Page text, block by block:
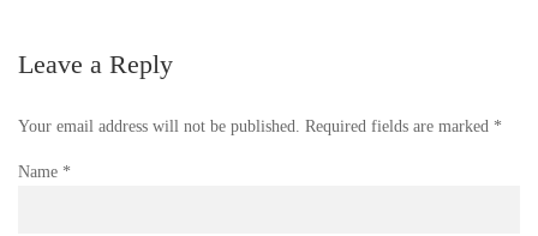
Leave a Reply
Your email address will not be published. Required fields are marked *
Name *